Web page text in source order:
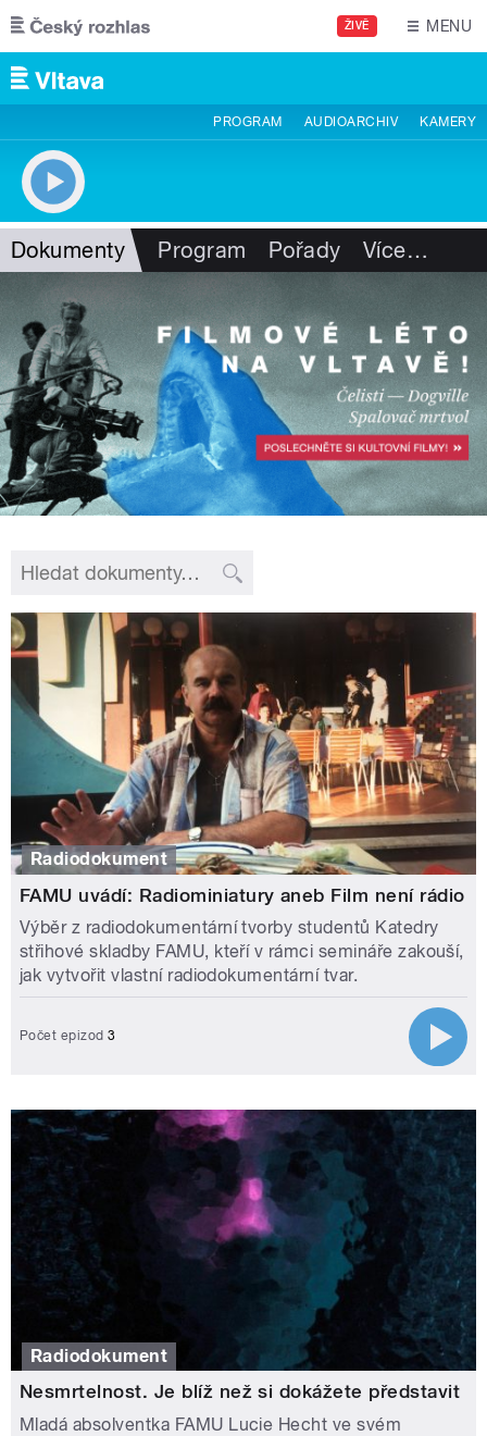
Přejít k hlavnímu obsahu
ŽIVĚ MENU
PROGRAM AUDIOARCHIV KAMERY
Dokumenty Program Pořady Více…
Radiodokument
FAMU uvádí: Radiominiatury aneb Film není rádio
Výběr z radiodokumentární tvorby studentů Katedry
střihové skladby FAMU, kteří v rámci semináře zakouší,
jak vytvořit vlastní radiodokumentární tvar.
Počet epizod 3
Radiodokument
Nesmrtelnost. Je blíž než si dokážete představit
Mladá absolventka FAMU Lucie Hecht ve svém